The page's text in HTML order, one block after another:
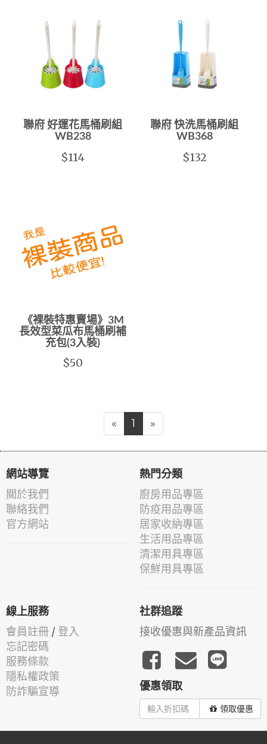
聯府 好運花馬桶刷組
WB238
$114
聯府 快洗馬桶刷組
WB368
$132
《裸裝特惠賣場》3M
長效型菜瓜布馬桶刷補
充包(3入裝)
$50
« 1 »
網站導覽
關於我們
聯絡我們
官方網站
熱門分類
廚房用品專區
防疫用品專區
居家收納專區
生活用品專區
清潔用具專區
保鮮用具專區
線上服務
會員註冊 / 登入
忘記密碼
服務條款
隱私權政策
防詐騙宣導
社群追蹤
接收優惠與新產品資訊
優惠領取
領取優惠